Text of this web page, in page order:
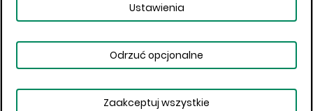
Copyright © 2026 BOŚ | BOSSA.PL
Warunki korzystania
Dane osobowe
Ustawienia
Odrzuć opcjonalne
Zaakceptuj wszystkie